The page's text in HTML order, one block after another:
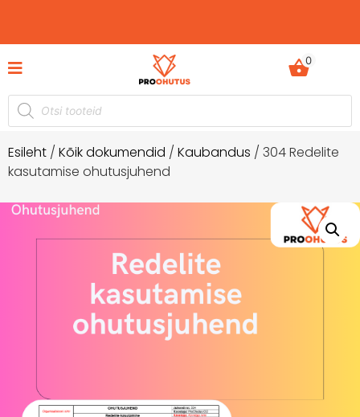
60% Ohutusjuhendid hetkel -50%
0
Esileht / Kõik dokumendid / Kaubandus / 304 Redelite
kasutamise ohutusjuhend